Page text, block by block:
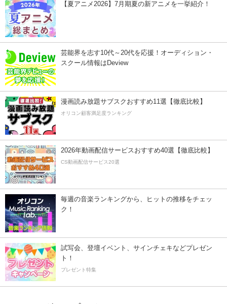
【夏アニメ2026】7月期夏の新アニメを一挙紹介！
芸能界を志す10代～20代を応援！オーディション・
スクール情報はDeview
漫画読み放題サブスクおすすめ11選【徹底比較】
オリコン顧客満足度ランキング
2026年動画配信サービスおすすめ40選【徹底比較】
CS動画配信サービス20選
毎週の音楽ランキングから、ヒットの推移をチェッ
ク！
試写会、登壇イベント、サインチェキなどプレゼン
ト！
プレゼント特集